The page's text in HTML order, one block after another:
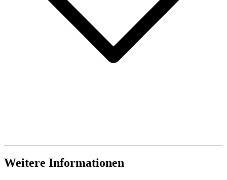
Weitere Informationen